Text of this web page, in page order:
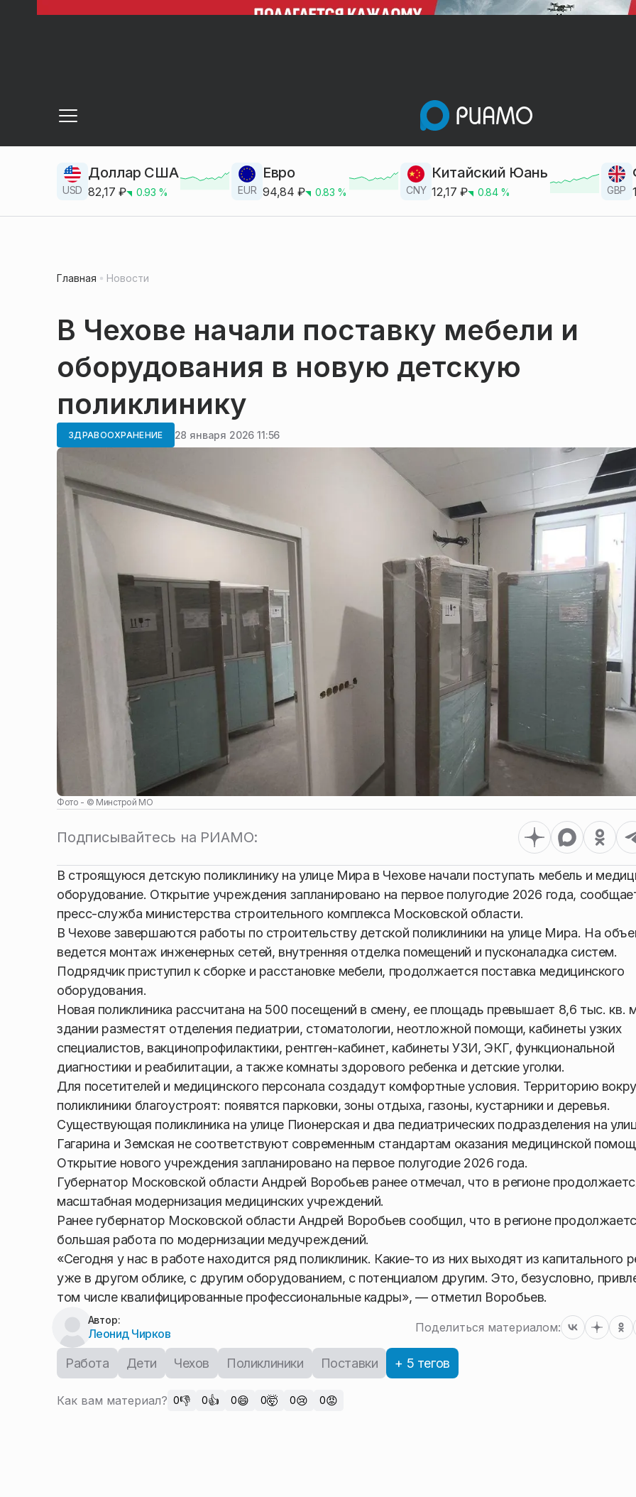
USD
Доллар США
82,17 ₽ 0.93 % EUR
Евро
94,84 ₽ 0.83 % CNY
Китайский Юань
12,17 ₽ 0.84% GBP
Главная Новости
В Чехове начали поставку мебели и
оборудования в новую детскую
поликлинику
ЗДРАВООХРАНЕНИЕ 28 января 2026 11:56
Фото - © Минстрой МО
Подписывайтесь на РИАМО:
В строящуюся детскую поликлинику на улице Мира в Чехове начали поступать мебель и
оборудование. Открытие учреждения запланировано на первое полугодие 2026 года,
пресс-служба министерства строительного комплекса Московской области.
В Чехове завершаются работы по строительству детской поликлиники на улице Мира. На
ведется монтаж инженерных сетей, внутренняя отделка помещений и пусконаладка систем.
Подрядчик приступил к сборке и расстановке мебели, продолжается поставка медицинского
оборудования.
Новая поликлиника рассчитана на 500 посещений в смену, ее площадь превышает 8,6 тыс. кв.
здании разместят отделения педиатрии, стоматологии, неотложной помощи, кабинеты узких
специалистов, вакцинопрофилактики, рентген-кабинет, кабинеты УЗИ, ЭКГ, функциональной
диагностики и реабилитации, а также комнаты здорового ребенка и детские уголки.
Для посетителей и медицинского персонала создадут комфортные условия. Территорию
поликлиники благоустроят: появятся парковки, зоны отдыха, газоны, кустарники и деревья.
Существующая поликлиника на улице Пионерская и два педиатрических подразделения на
Гагарина и Земская не соответствуют современным стандартам оказания медицинской
Открытие нового учреждения запланировано на первое полугодие 2026 года.
Губернатор Московской области Андрей Воробьев ранее отмечал, что в регионе
масштабная модернизация медицинских учреждений.
Ранее губернатор Московской области Андрей Воробьев сообщил, что в регионе
большая работа по модернизации медучреждений.
«Сегодня у нас в работе находится ряд поликлиник. Какие-то из них выходят из капитального
уже в другом облике, с другим оборудованием, с потенциалом другим. Это, безусловно,
том числе квалифицированные профессиональные кадры», — отметил Воробьев.
Автор:
Леонид Чирков Поделиться материалом:
Работа Дети Чехов Поликлиники Поставки + 5 тегов
Как вам материал? 0👎 0👍 0😄 0🤯 0😢 0😡